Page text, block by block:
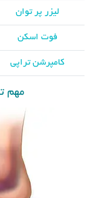
لیزر پر توان
فوت اسکن
کامپرشن تراپی
مهم